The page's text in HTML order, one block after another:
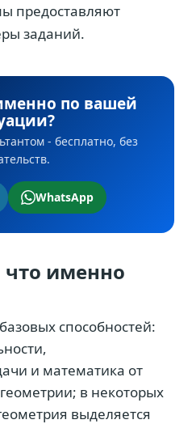
предоставляют
заданий.
по вашей
- бесплатно, без
WhatsApp
что именно
способностей:
и математика от
в некоторых
выделяется